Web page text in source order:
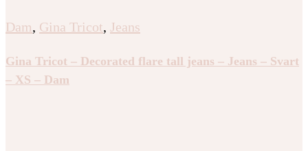
Dam, Gina Tricot, Jeans
Gina Tricot – Decorated flare tall jeans – Jeans – Svart
– XS – Dam